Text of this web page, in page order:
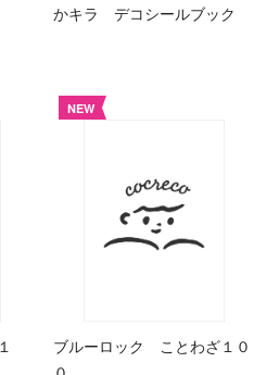
かキラ デコシールブック
NEW
ブルーロック ことわざ１０